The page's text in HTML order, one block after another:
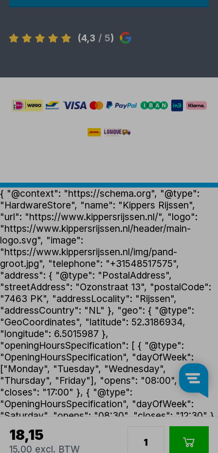
18,15
15,00 excl. BTW
(4,3 / 5)
{ "@context": "https://schema.org", "@type":
"HardwareStore", "name": "Kippers Rijssen",
"url": "https://www.kippersrijssen.nl/", "logo":
"https://www.kippersrijssen.nl/header/main-
logo.svg", "image":
"https://www.kippersrijssen.nl/img/pand-
groot.jpg", "telephone": "+31548517575",
"address": { "@type": "PostalAddress",
"streetAddress": "Ozonstraat 13", "postalCode":
"7463 PK", "addressLocality": "Rijssen",
"addressCountry": "NL" }, "geo": { "@type":
"GeoCoordinates", "latitude": 52.3186934,
"longitude": 6.5015987 },
"openingHoursSpecification": [ { "@type":
"OpeningHoursSpecification", "dayOfWeek":
["Monday", "Tuesday", "Wednesday",
"Thursday", "Friday"], "opens": "08:00",
"closes": "17:00" }, { "@type":
"OpeningHoursSpecification", "dayOfWeek":
"Saturday", "opens": "08:30", "closes": "12:30" }
], "foundingDate": "1992", "founder": { "@type":
"Person", "name": "Henk Kippers" },
"paymentAccepted": ["iDEAL", "Bancontact",